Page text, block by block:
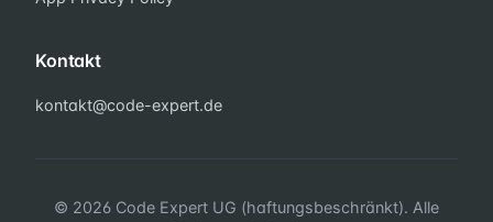
Kontakt
kontakt@code-expert.de
© 2026 Code Expert UG (haftungsbeschränkt). Alle